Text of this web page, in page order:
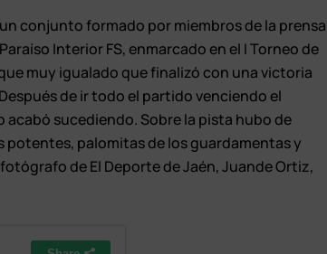
conjunto formado por miembros de la prensa
Interior FS, enmarcado en el I Torneo de
muy igualado que finalizó con una victoria
de ir todo el partido venciendo el
acabó sucediendo. Sobre la pista hubo de
palomitas de los guardamentas y
de El Deporte de Jaén, Juande Ortiz,